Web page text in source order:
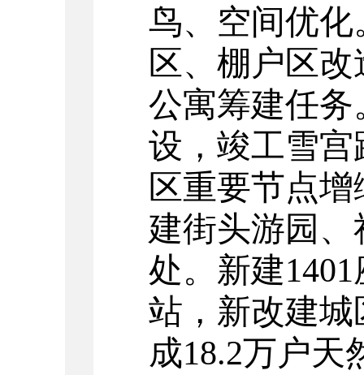
鸟、空间优
区、棚户区
公寓筹建任
设，竣工雪
区重要节点
建街头游园
处。新建1401
站，新改建
成18.2万户天